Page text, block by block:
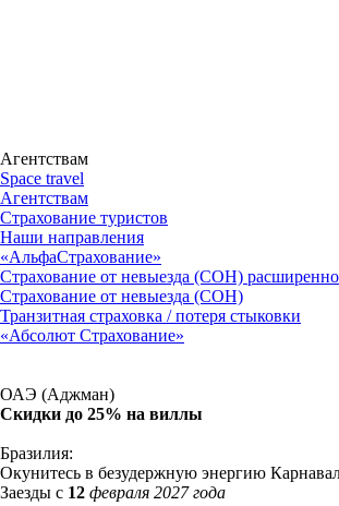
Агентствам
Space travel
Агентствам
Страхование туристов
Наши направления
«АльфаСтрахование»
Страхование от невыезда (СОН)
Страхование от невыезда (СОН)
Транзитная страховка / потеря стыковки
«Абсолют Страхование»
ОАЭ (Аджман)
Скидки до 25% на виллы
Бразилия:
Окунитесь в безудержную энергию
Заезды с 12 февраля 2027 года